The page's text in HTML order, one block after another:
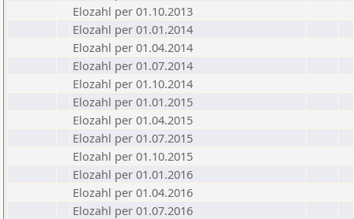
Elozahl per 01.10.2013
Elozahl per 01.01.2014
Elozahl per 01.04.2014
Elozahl per 01.07.2014
Elozahl per 01.10.2014
Elozahl per 01.01.2015
Elozahl per 01.04.2015
Elozahl per 01.07.2015
Elozahl per 01.10.2015
Elozahl per 01.01.2016
Elozahl per 01.04.2016
Elozahl per 01.07.2016